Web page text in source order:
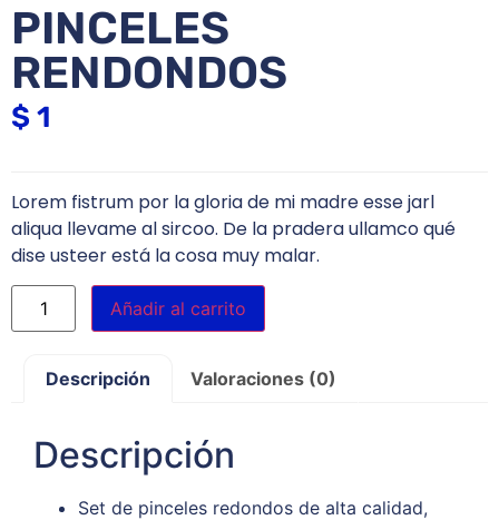
PINCELES
RENDONDOS
$ 1
Lorem fistrum por la gloria de mi madre esse jarl
aliqua llevame al sircoo. De la pradera ullamco qué
dise usteer está la cosa muy malar.
Añadir al carrito
Descripción Valoraciones (0)
Descripción
Set de pinceles redondos de alta calidad,